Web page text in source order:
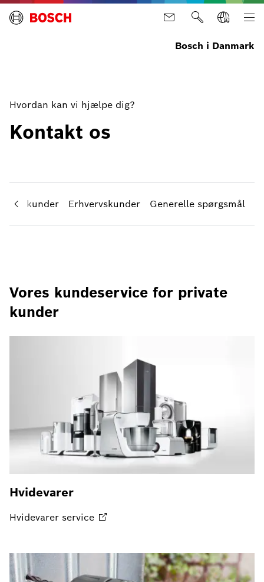
Bosch i Danmark
Hvordan kan vi hjælpe dig?
Kontakt os
kunder Erhvervskunder Generelle spørgsmål
Vores kundeservice for private
kunder
Hvidevarer
Hvidevarer service